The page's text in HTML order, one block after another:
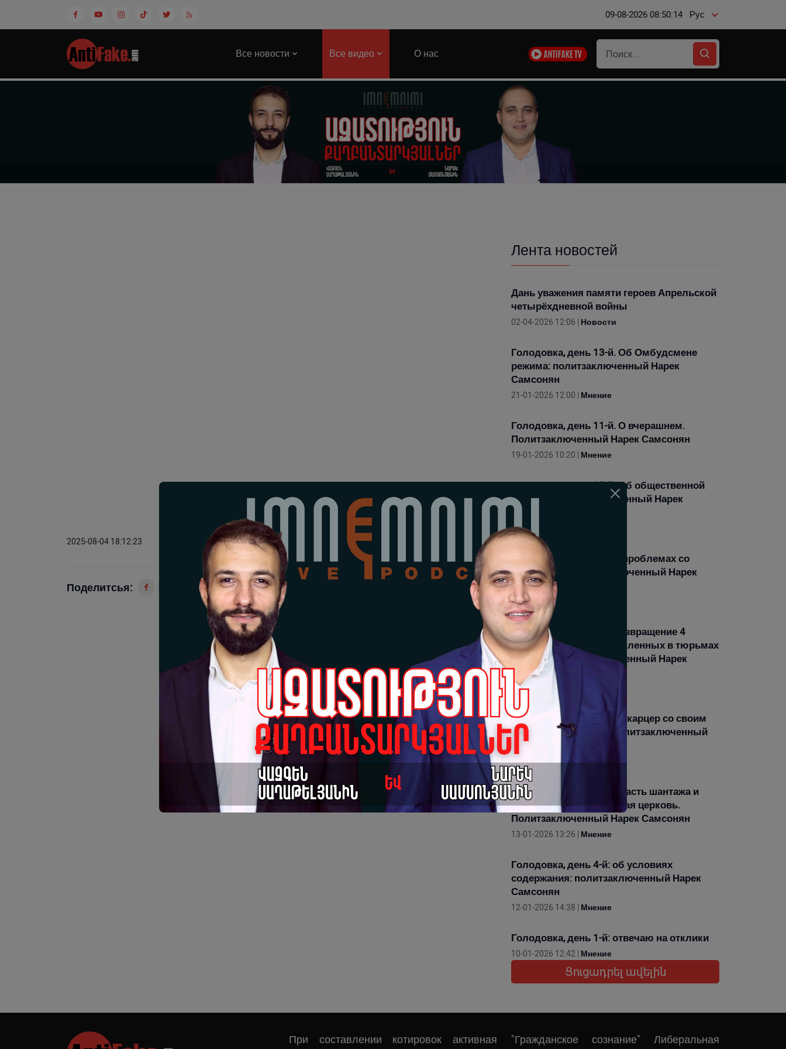
09-08-2026 08:50:15 Рус
Все новости Все видео О нас
2025-08-04 18:12:23
Поделитсья:
Лента новостей
Дань уважения памяти героев Апрельской
четырёхдневной войны
02-04-2026 12:06 | Новости
Голодовка, день 13-й. Об Омбудсмене
режима: политзаключенный Нарек
Самсонян
21-01-2026 12:00 | Мнение
Голодовка, день 11-й. О вчерашнем.
Политзаключенный Нарек Самсонян
19-01-2026 10:20 | Мнение
Голодовка, день 10-й. Об общественной
реакции. Политзаключенный Нарек
18-01-2026 12:21 |
Голодовка, день 9-й. О проблемах со
здоровьем. Политзаключенный Нарек
Самсонян
17-01-2026 11:54 |
Голодовка, день 7-й. Возвращение 4
пленных и наличие 30 пленных в тюрьмах
Армении. Политзаключенный Нарек
Самсонян
15-01-2026 13:11 |
6-й день голодовки. 6-й карцер со своим
«животным миром»: политзаключенный
Нарек Самсонян
14-01-2026 12:27 |Мнение
Голодовка, день 5-й. Власть шантажа и
Армянская Апостольская церковь.
Политзаключенный Нарек Самсонян
13-01-2026 13:26 | Мнение
Голодовка, день 4-й: об условиях
содержания: политзаключенный Нарек
Самсонян
12-01-2026 14:38 | Мнение
Голодовка, день 1-й: отвечаю на отклики
10-01-2026 12:42 | Мнение
Ցուցադրել ավելին
При составлении котировок активная "Гражданское сознание" Либеральная